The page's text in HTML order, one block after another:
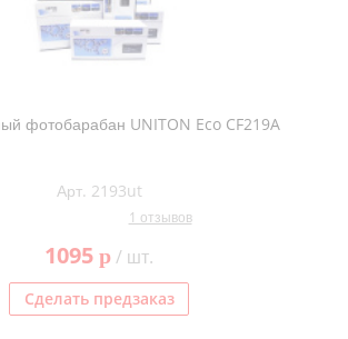
фотобарабан UNITON Eco CF219A
Арт. 2193ut
1 отзывов
1095 p/ шт.
Сделать предзаказ